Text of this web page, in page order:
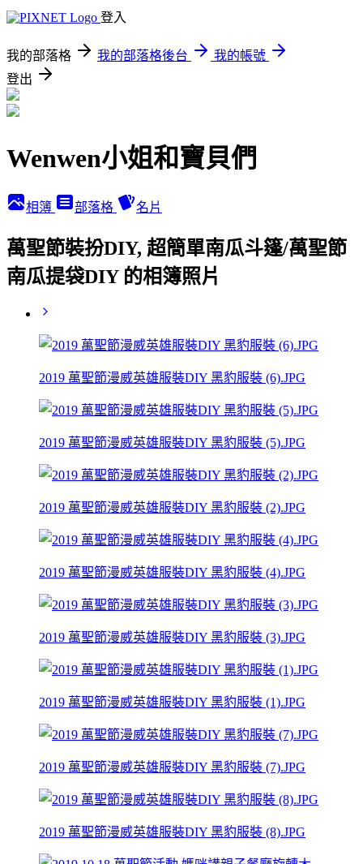
登入
我的部落格 我的部落格後台
我的帳號
登出
Wenwen小姐和寶貝們
相簿 部落格 名片
萬聖節裝扮DIY, 超簡單南瓜斗篷/萬聖節
南瓜提袋DIY 的相簿照片
2019 萬聖節漫威英雄服裝DIY 黑豹服裝 (6).JPG
2019 萬聖節漫威英雄服裝DIY 黑豹服裝 (5).JPG
2019 萬聖節漫威英雄服裝DIY 黑豹服裝 (2).JPG
2019 萬聖節漫威英雄服裝DIY 黑豹服裝 (4).JPG
2019 萬聖節漫威英雄服裝DIY 黑豹服裝 (3).JPG
2019 萬聖節漫威英雄服裝DIY 黑豹服裝 (1).JPG
2019 萬聖節漫威英雄服裝DIY 黑豹服裝 (7).JPG
2019 萬聖節漫威英雄服裝DIY 黑豹服裝 (8).JPG